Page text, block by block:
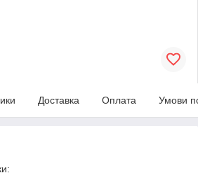
Доставка Оплата Умови